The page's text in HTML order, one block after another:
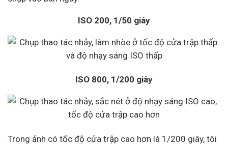
ISO 200, 1/50 giây
ISO 800, 1/200 giây
Trong ảnh có tốc độ cửa trập cao hơn là 1/200 giây, tôi